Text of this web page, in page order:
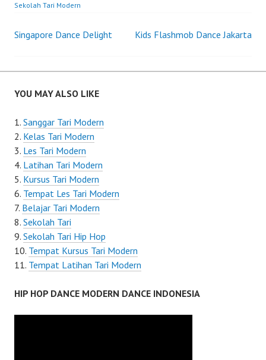
Sekolah Tari Modern
Post
navigation
Singapore Dance Delight Kids Flashmob Dance Jakarta
YOU MAY ALSO LIKE
Sanggar Tari Modern
Kelas Tari Modern
Les Tari Modern
Latihan Tari Modern
Kursus Tari Modern
Tempat Les Tari Modern
Belajar Tari Modern
Sekolah Tari
Sekolah Tari Hip Hop
Tempat Kursus Tari Modern
Tempat Latihan Tari Modern
HIP HOP DANCE MODERN DANCE INDONESIA